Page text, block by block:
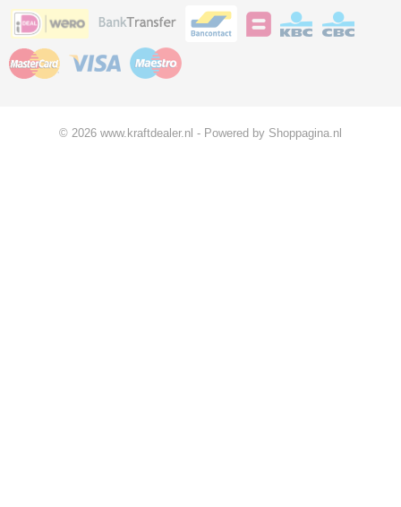
© 2026 www.kraftdealer.nl - Powered by Shoppagina.nl